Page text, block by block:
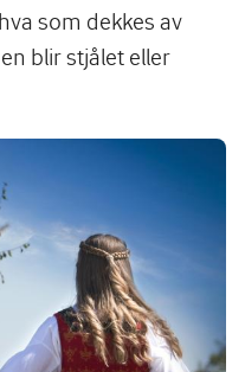
som dekkes av
blir stjålet eller